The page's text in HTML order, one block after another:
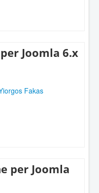
Joomla 6.x
Fakas
per Joomla